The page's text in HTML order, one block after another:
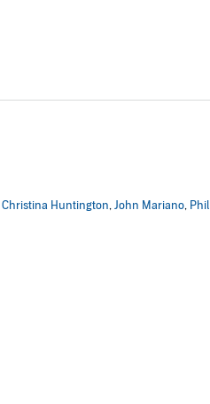
Christina Huntington,John Mariano, Phil